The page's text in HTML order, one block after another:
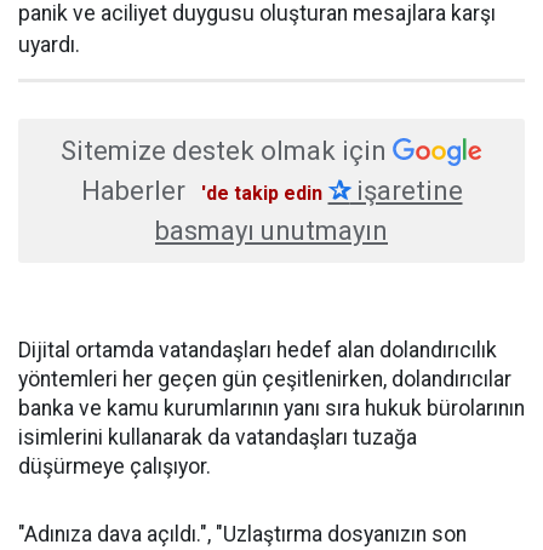
panik ve aciliyet duygusu oluşturan mesajlara karşı
uyardı.
Sitemize destek olmak için
Haberler
'de takip edin ✰işaretine
basmayı unutmayın
Dijital ortamda vatandaşları hedef alan dolandırıcılık
yöntemleri her geçen gün çeşitlenirken, dolandırıcılar
banka ve kamu kurumlarının yanı sıra hukuk bürolarının
isimlerini kullanarak da vatandaşları tuzağa
düşürmeye çalışıyor.
"Adınıza dava açıldı.", "Uzlaştırma dosyanızın son